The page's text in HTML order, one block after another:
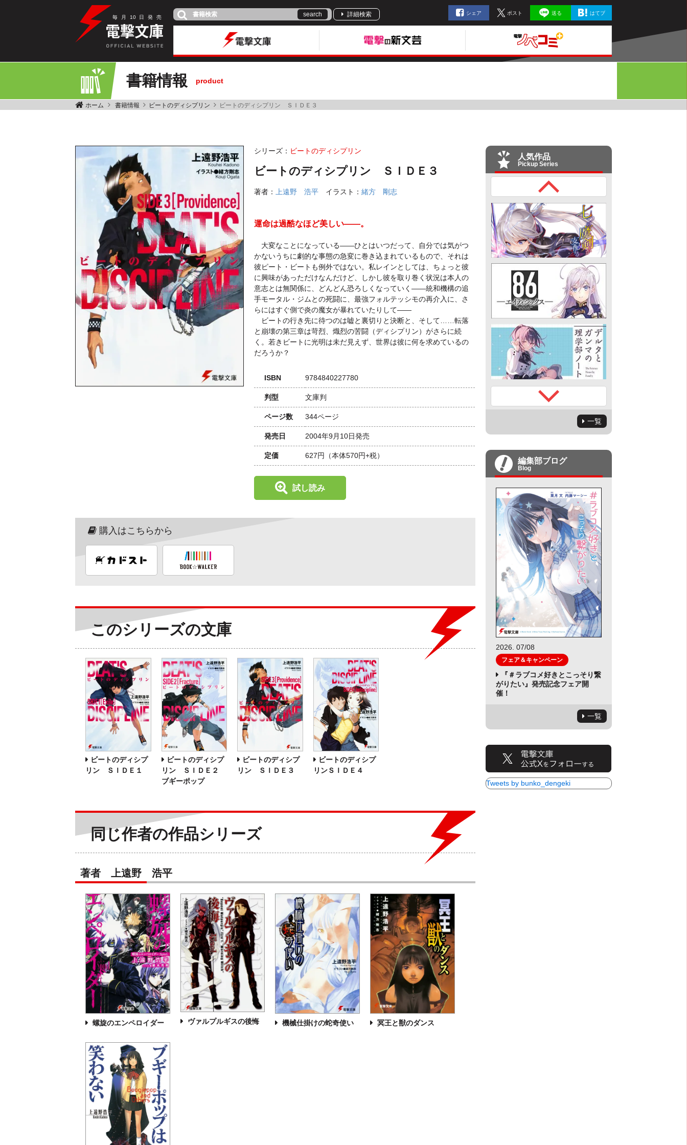
毎 月 10 日 発 売 search 詳細検索 シェア ポスト 送る はてブ
書籍情報 product
ホーム 書籍情報 ビートのディシプリン ビートのディシプリン ＳＩＤＥ３
シリーズ： ビートのディシプリン
ビートのディシプリン ＳＩＤＥ３
著者： 上遠野 浩平 イラスト： 緒方 剛志
運命は過酷なほど美しい――。
大変なことになっている――ひとはいつだって、自分では気がつ
かないうちに劇的な事態の急変に巻き込まれているもので、それは
彼ピート・ビートも例外ではない。私レインとしては、ちょっと彼
に興味があっただけなんだけど、しかし彼を取り巻く状況は本人の
意志とは無関係に、どんどん恐ろしくなっていく――統和機構の追
手モータル・ジムとの死闘に、最強フォルテッシモの再介入に、さ
らにはすぐ側で炎の魔女が暴れていたりして――
ビートの行き先に待つのは嘘と裏切りと決断と、そして……転落
と崩壊の第三章は苛烈、熾烈の苦闘（ディシプリン）がさらに続
く。若きビートに光明は未だ見えず、世界は彼に何を求めているの
だろうか？
ISBN 9784840227780
判型 文庫判
ページ数 344ページ
発売日 2004年9月10日発売
定価 627円 （本体570円+税）
試し読み
購入はこちらから
このシリーズの文庫
ビートのディシプ
リン ＳＩＤＥ１
ビートのディシプ
リン ＳＩＤＥ２
ブギーポップ
ビートのディシプ
リン ＳＩＤＥ３
ビートのディシプ
リンＳＩＤＥ４
同じ作者の作品シリーズ
著者 上遠野 浩平
螺旋のエンペロイダー ヴァルプルギスの後悔 機械仕掛けの蛇奇使い 冥王と獣のダンス
人気作品
Pickup Series
一覧
編集部ブログ
Blog
2026. 07/08
フェア＆キャンペーン
『＃ラブコメ好きとこっそり繋
がりたい』発売記念フェア開
催！
一覧
Tweets by bunko_dengeki